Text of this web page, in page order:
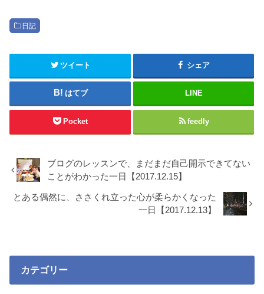
日記
ツイート シェア
はてブ LINE
Pocket feedly
ブログのレッスンで、まだまだ自己開示できてない
ことがわかった一日【2017.12.15】
とある偶然に、ささくれ立った心が柔らかくなった
一日【2017.12.13】
カテゴリー